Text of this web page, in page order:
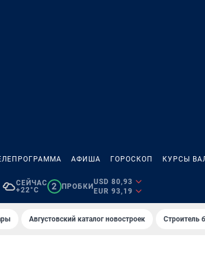
АФИША ГОРОСКОП КУРСЫ
СЕЙЧАС
+22°C
2 ПРОБКИ
USD 80,93
EUR 93,19
Августовский каталог новостроек Строитель